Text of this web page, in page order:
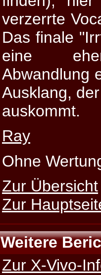
verzerrte
Das finale
eine
Abwandlung
Ausklang,
auskommt.
Ray
Ohne
Zur Übersicht
Zur
Weitere
Zur X-Vivo-